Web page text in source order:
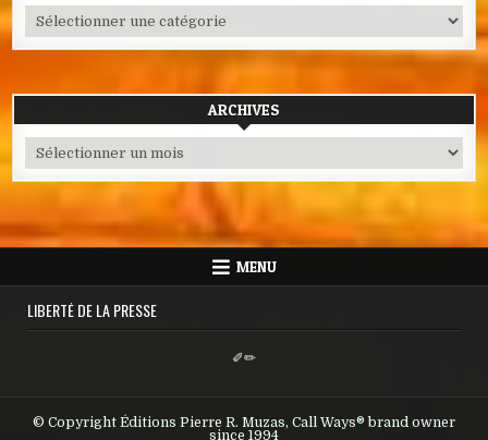
Catégories
ARCHIVES
Archives
MENU
LIBERTÉ DE LA PRESSE
✐✏
© Copyright Éditions Pierre R. Muzas, Call Ways® brand owner
since 1994